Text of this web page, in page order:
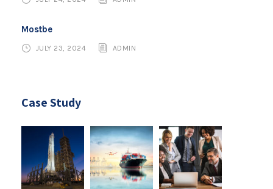
Mostbe
JULY 23, 2024 ADMIN
Case Study